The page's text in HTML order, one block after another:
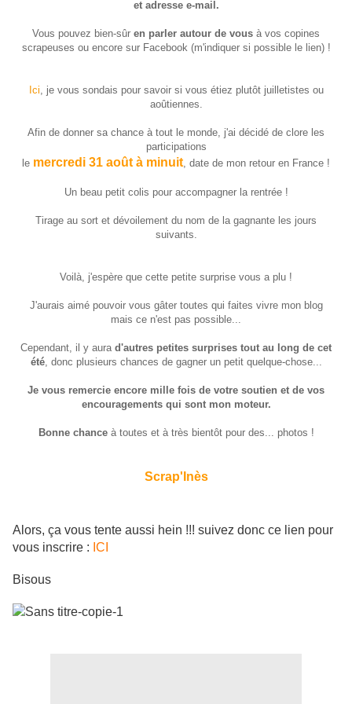
et adresse e-mail.
Vous pouvez bien-sûr en parler autour de vous à vos copines
scrapeuses ou encore sur Facebook (m'indiquer si possible le lien) !
Ici, je vous sondais pour savoir si vous étiez plutôt juilletistes ou
aoûtiennes.
Afin de donner sa chance à tout le monde, j'ai décidé de clore les
participations
le mercredi 31 août à minuit, date de mon retour en France !
Un beau petit colis pour accompagner la rentrée !
Tirage au sort et dévoilement du nom de la gagnante les jours
suivants.
Voilà, j'espère que cette petite surprise vous a plu !
J'aurais aimé pouvoir vous gâter toutes qui faites vivre mon blog
mais ce n'est pas possible...
Cependant, il y aura d'autres petites surprises tout au long de cet
été, donc plusieurs chances de gagner un petit quelque-chose...
Je vous remercie encore mille fois de votre soutien et de vos
encouragements qui sont mon moteur.
Bonne chanceà toutes et à très bientôt pour des... photos !
Scrap'Inès
Alors, ça vous tente aussi hein !!! suivez donc ce lien pour
vous inscrire : ICI
Bisous